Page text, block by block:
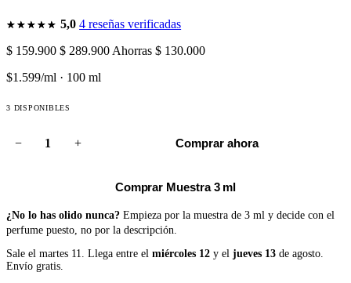
5,0 4 reseñas verificadas
$ 159.900 $ 289.900 Ahorras $ 130.000
$1.599/ml · 100 ml
3 DISPONIBLES
− Perfume Sunflowers De Elizabeth Arden Para Mujer 100 ml
+ Comprar ahora
Comprar Muestra 3 ml
¿No lo has olido nunca? Empieza por la muestra de 3 ml y decide con el
perfume puesto, no por la descripción.
Sale el martes 11. Llega entre el miércoles 12 y el jueves 13 de agosto.
Envío gratis.